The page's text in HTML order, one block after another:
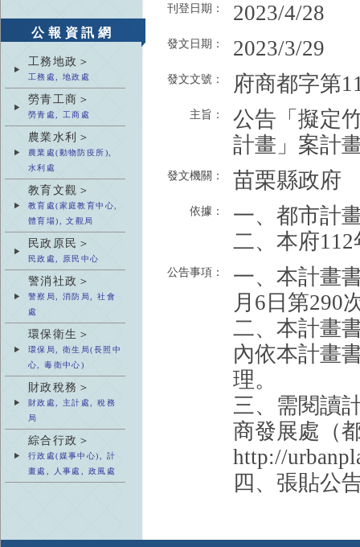
公報資訊網
工務地政＞
工務處, 地政處
勞青工商＞
勞青處, 工商處
農業水利＞
農業處(動物防疫所),
水利處
教育文觀＞
教育處(家庭教育中心,
體育場), 文觀局
民政原民＞
民政處, 原民中心
警消社政＞
警察局, 消防局, 社會
處
環保衛生＞
環保局, 衛生局(長照中
心, 毒衛中心)
財政稅務＞
財政處, 主計處, 稅務
局
綜合行政＞
行政處(媒事中心), 計
畫處, 人事處, 政風處
刊登日期： 2023/4/28
發文日期： 2023/3/29
發文文號： 府商都字第
主旨：
公告「擬定
計畫」案計
發文機關： 苗栗縣政府
依據：
一、都市計
二、本府
公告事項：
一、本計畫
月6日第290
二、本計畫
內依本計畫
理。
三、需閱讀
商發展處（
http://
四、張貼公